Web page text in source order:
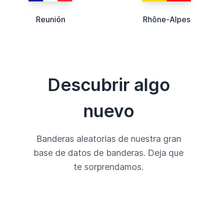
Reunión Rhône-Alpes
Descubrir algo
nuevo
Banderas aleatorias de nuestra gran
base de datos de banderas. Deja que
te sorprendamos.